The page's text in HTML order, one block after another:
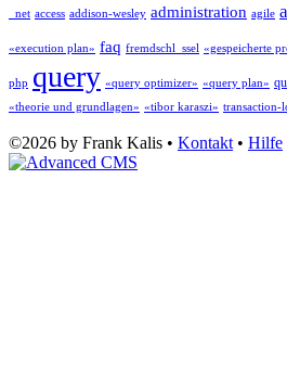
_net access addison-wesley administration agile
«execution plan» faq fremdschl_ssel «gespeicherte
php query «query optimizer» «query plan»
«theorie und grundlagen» «tibor karaszi» transaction-
©2026 by Frank Kalis • Kontakt • Hilfe